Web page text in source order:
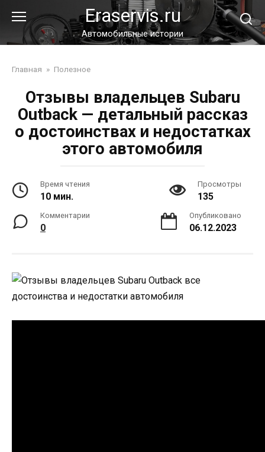
контенту
Eraservis.ru
Автомобильные истории
Главная » Полезное
Отзывы владельцев Subaru
Outback — детальный рассказ
о достоинствах и недостатках
этого автомобиля
Время чтения
10 мин.
Просмотры
135
Комментарии
0
Опубликовано
06.12.2023